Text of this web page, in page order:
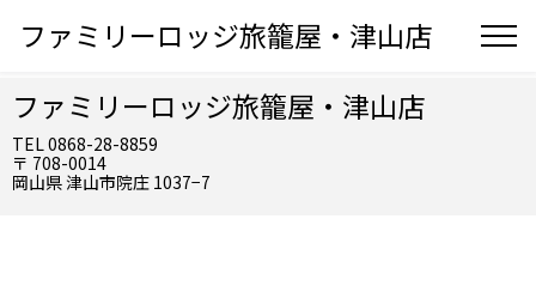
ファミリーロッジ旅籠屋・津山店
ファミリーロッジ旅籠屋・津山店
TEL 0868-28-8859
〒 708-0014
岡山県 津山市院庄 1037−7